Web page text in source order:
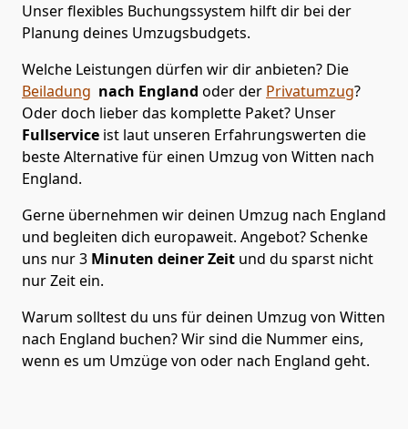
Unser flexibles Buchungssystem hilft dir bei der
Planung deines Umzugsbudgets.
Welche Leistungen dürfen wir dir anbieten? Die
Beiladung nach England oder der Privatumzug?
Oder doch lieber das komplette Paket? Unser
Fullservice ist laut unseren Erfahrungswerten die
beste Alternative für einen Umzug von Witten nach
England.
Gerne übernehmen wir deinen Umzug nach England
und begleiten dich europaweit. Angebot? Schenke
uns nur3 Minuten deiner Zeit und du sparst nicht
nur Zeit ein.
Warum solltest du uns für deinen Umzug von Witten
nach England buchen? Wir sind die Nummer eins,
wenn es um Umzüge von oder nach England geht.